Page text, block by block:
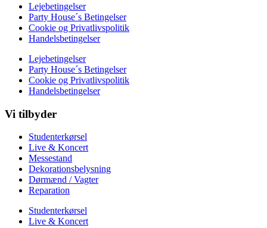
Lejebetingelser
Party House´s Betingelser
Cookie og Privatlivspolitik
Handelsbetingelser
Lejebetingelser
Party House´s Betingelser
Cookie og Privatlivspolitik
Handelsbetingelser
Vi tilbyder
Studenterkørsel
Live & Koncert
Messestand
Dekorationsbelysning
Dørmænd / Vagter
Reparation
Studenterkørsel
Live & Koncert